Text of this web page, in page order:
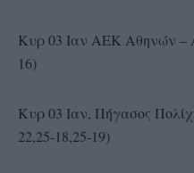
Κυρ 03 Ιαν ΑΕΚ Αθηνών –
16)
Κυρ 03 Ιαν, Πήγασος
22,25-18,25-19)